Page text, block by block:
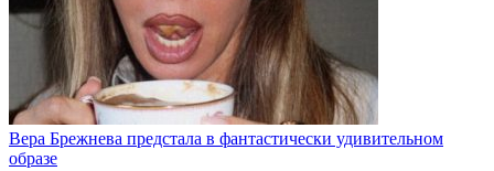
Вера Брежнева предстала в фантастически удивительном
образе